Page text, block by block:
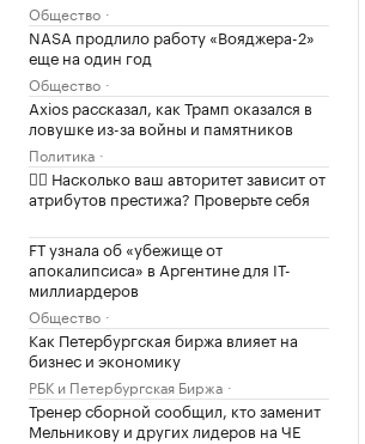
Общество
NASA продлило работу «Вояджера-2»
еще на один год
Общество
Axios рассказал, как Трамп оказался в
ловушке из-за войны и памятников
Политика
✍🏻 Насколько ваш авторитет зависит от
атрибутов престижа? Проверьте себя
FT узнала об «убежище от
апокалипсиса» в Аргентине для IT-
миллиардеров
Общество
Как Петербургская биржа влияет на
бизнес и экономику
РБК и Петербургская Биржа
Тренер сборной сообщил, кто заменит
Мельникову и других лидеров на ЧЕ